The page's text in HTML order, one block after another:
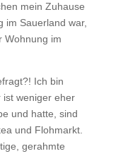
mein Zuhause
im Sauerland war,
Wohnung im
Ich bin
ist weniger eher
und hatte, sind
und Flohmarkt.
gerahmte